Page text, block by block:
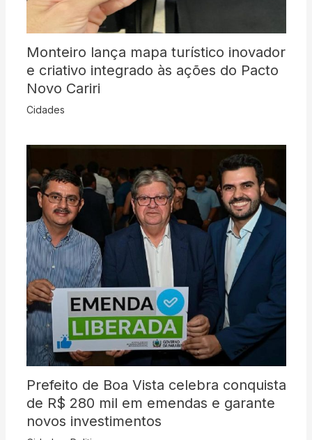
Monteiro lança mapa turístico inovador
e criativo integrado às ações do Pacto
Novo Cariri
Cidades
Prefeito de Boa Vista celebra conquista
de R$ 280 mil em emendas e garante
novos investimentos